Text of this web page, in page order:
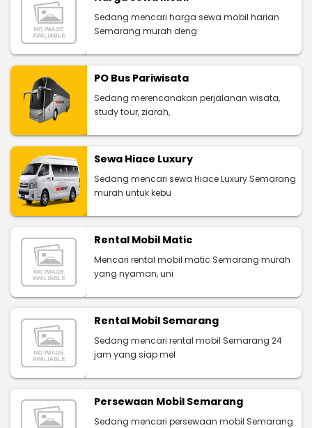
Sedang mencari harga sewa mobil harian
Semarang murah deng
PO Bus Pariwisata
Sedang merencanakan perjalanan wisata,
study tour, ziarah,
Sewa Hiace Luxury
Sedang mencari sewa Hiace Luxury Semarang
murah untuk kebu
Rental Mobil Matic
Mencari rental mobil matic Semarang murah
yang nyaman, uni
Rental Mobil Semarang
Sedang mencari rental mobil Semarang 24
jam yang siap mel
Persewaan Mobil Semarang
Sedang mencari persewaan mobil Semarang